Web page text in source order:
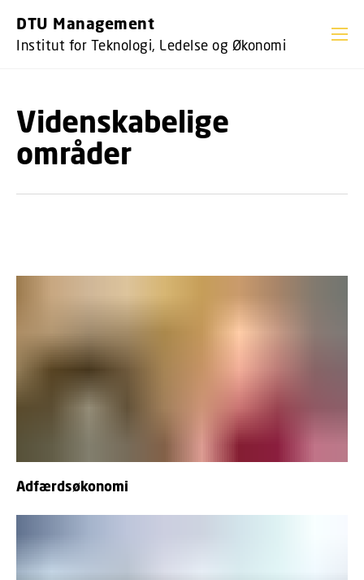
DTU Management
Institut for Teknologi, Ledelse og Økonomi
Videnskabelige
områder
Adfærdsøkonomi